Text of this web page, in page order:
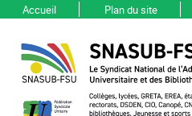
Accueil Plan du site